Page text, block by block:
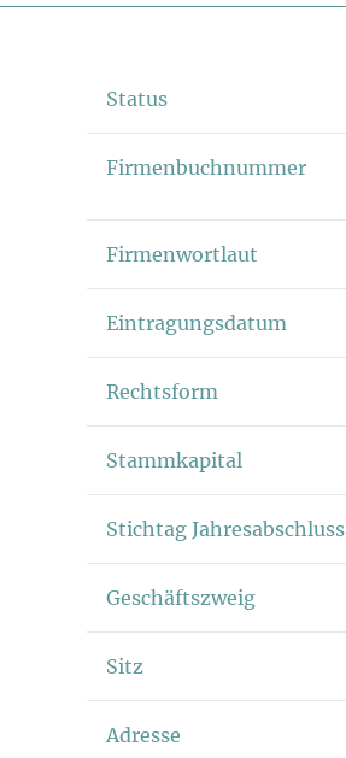
Status
Firmenbuchnummer
Firmenwortlaut
Eintragungsdatum
Rechtsform
Stammkapital
Stichtag Jahresabschluss
Geschäftszweig
Sitz
Adresse